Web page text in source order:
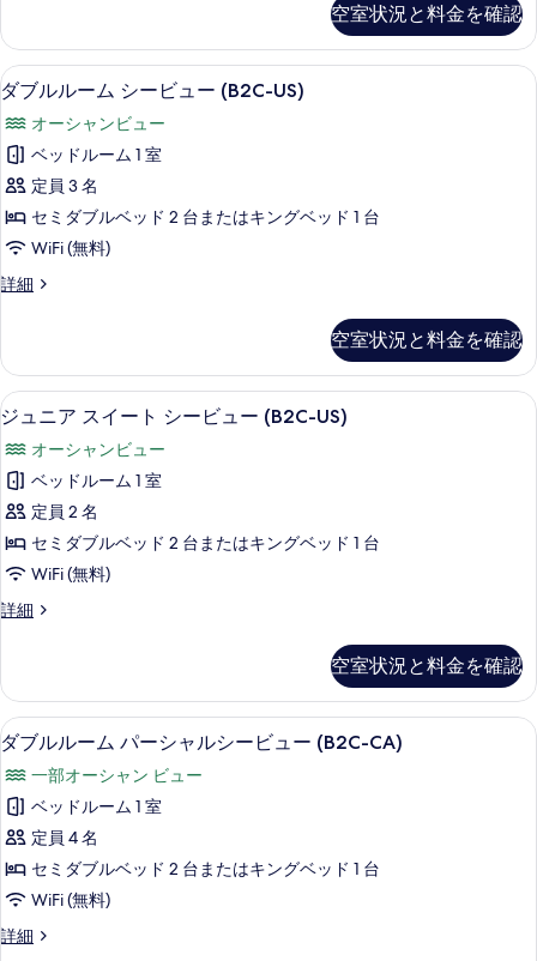
る
ャ
ル
シ
ー
ビ
ュ
ー
(B2C-
US)
べ
て
の
写
真
を
表
示
す
ー
ム
パ
ー
シ
ャ
シ
ー
ビ
ュ
ー
詳
細
空室状況と料金を確認
ダ
ブ
ル
ル
ー
ム
シ
ー
ュ
ー
(B2C-
US)
の
す
べ
て
の
を
表
示
す
る
ミニバー (無料)、セーフティボック
5
ダブルルーム シービュー (B2C-US)
オーシャンビュー
ベッドルーム 1 室
定員 3 名
セミダブルベッド 2 台またはキングベッド 1 台
WiFi (無料)
詳細
ダ
ー
ム
シ
ビ
ュ
(B2C-
US)
の
詳
細
空室状況と料金を確認
ジ
ュ
ニ
ア
ス
イ
ー
ト
ー
ビ
ュ
ー
(B2C-
US)
の
す
べ
5
ジュニア スイート シービュー (B2C-US)
オーシャンビュー
ベッドルーム 1 室
定員 2 名
セミダブルベッド 2 台またはキングベッド 1 台
WiFi (無料)
詳細
ジ
ス
イ
ー
ト
シ
ー
ュ
ー
(B2C-
US)
の
空室状況と料金を確認
ダ
ブ
ル
ル
ー
ム
パ
ー
5
ダブルルーム パーシャルシービュー (B2C-CA)
一部オーシャン ビュー
ベッドルーム 1 室
定員 4 名
セミダブルベッド 2 台またはキングベッド 1 台
WiFi (無料)
詳細
ダ